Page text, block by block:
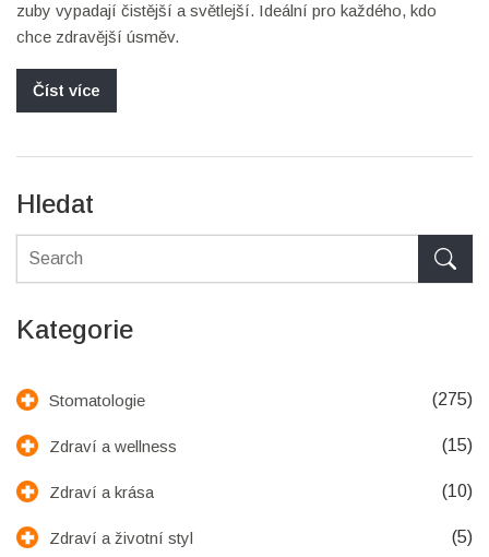
zuby vypadají čistější a světlejší. Ideální pro každého, kdo
chce zdravější úsměv.
Číst více
Hledat
Kategorie
Stomatologie (275)
Zdraví a wellness (15)
Zdraví a krása (10)
Zdraví a životní styl (5)